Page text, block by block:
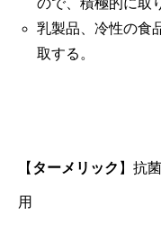
ので、積極的に取
乳製品、冷性の食
取する。
【 ターメリック 】 抗
用